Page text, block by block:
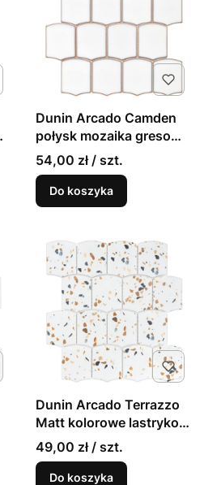
Dunin Arcado Camden
połysk mozaika gresowa
off-white
54,00 zł / szt.
Do koszyka
Dunin Arcado Terrazzo
Matt kolorowe lastryko
mozaika gresowa
49,00 zł / szt.
Do koszyka